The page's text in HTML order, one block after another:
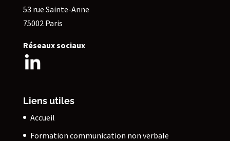
53 rue Sainte-Anne
75002 Paris
Réseaux sociaux
Liens utiles
Accueil
Formation communication non verbale